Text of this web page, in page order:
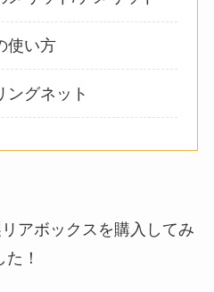
使い方
ングネット
アボックスを購入してみ
！